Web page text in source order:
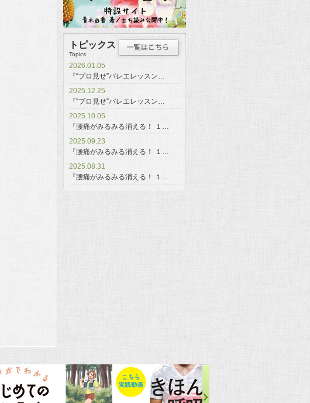
トピックス
Topics
2026.01.05
『“プロ見せ”バレエレッスン…
2025.12.25
『“プロ見せ”バレエレッスン…
2025.10.05
『腰痛がみるみる消える！ １…
2025.09.23
『腰痛がみるみる消える！ １…
2025.08.31
『腰痛がみるみる消える！ １…